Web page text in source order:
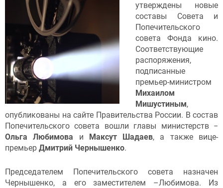
утверждены новые
составы Совета и
Попечительского
совета Фонда кино.
Соответствующие
распоряжения,
подписанные
премьер-министром
Михаилом
Мишустиным,
опубликованы на сайте Правительства России. В состав
Попечительского совета вошли главы министерств −
Ольга Любимова и Максут Шадаев, а также вице-
премьер Дмитрий Чернышенко.
Председателем Попечительского совета назначен
Чернышенко, а его заместителем –Любимова. Из